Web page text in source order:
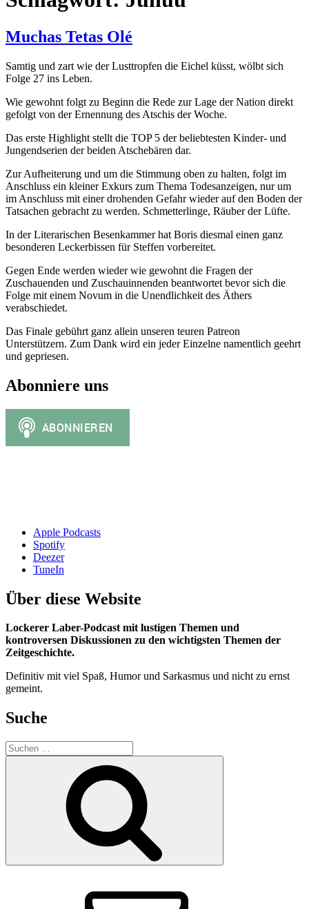
Muchas Tetas Olé
Samtig und zart wie der Lusttropfen die Eichel küsst, wölbt sich
Folge 27 ins Leben.
Wie gewohnt folgt zu Beginn die Rede zur Lage der Nation direkt
gefolgt von der Ernennung des Atschis der Woche.
Das erste Highlight stellt die TOP 5 der beliebtesten Kinder- und
Jungendserien der beiden Atschebären dar.
Zur Aufheiterung und um die Stimmung oben zu halten, folgt im
Anschluss ein kleiner Exkurs zum Thema Todesanzeigen, nur um
im Anschluss mit einer drohenden Gefahr wieder auf den Boden der
Tatsachen gebracht zu werden. Schmetterlinge, Räuber der Lüfte.
In der Literarischen Besenkammer hat Boris diesmal einen ganz
besonderen Leckerbissen für Steffen vorbereitet.
Gegen Ende werden wieder wie gewohnt die Fragen der
Zuschauenden und Zuschauinnenden beantwortet bevor sich die
Folge mit einem Novum in die Unendlichkeit des Äthers
verabschiedet.
Das Finale gebührt ganz allein unseren teuren Patreon
Unterstützern. Zum Dank wird ein jeder Einzelne namentlich geehrt
und gepriesen.
Abonniere uns
Apple Podcasts
Spotify
Deezer
TuneIn
Über diese Website
Lockerer Laber-Podcast mit lustigen Themen und
kontroversen Diskussionen zu den wichtigsten Themen der
Zeitgeschichte.
Definitiv mit viel Spaß, Humor und Sarkasmus und nicht zu ernst
gemeint.
Suche
Suchen
nach: